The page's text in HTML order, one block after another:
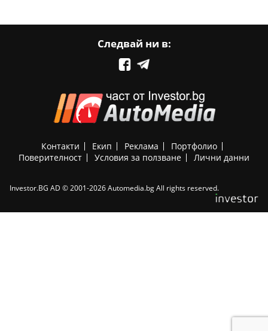
Следвай ни в:
Контакти Екип Реклама
Портфолио
Поверителност
Условия за ползване Лични данни
Investor.BG AD © 2001-2026 Automedia.bg All rights reserved.